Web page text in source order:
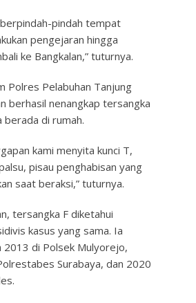
pindah tempat
pengejaran hingga
ke Bangkalan,” tuturnya.
Polres Pelabuhan Tanjung
berhasil nenangkap tersangka
di rumah.
kami menyita kunci T,
pisau penghabisan yang
saat beraksi,” tuturnya.
tersangka F diketahui
kasus yang sama. Ia
2013 di Polsek Mulyorejo,
Surabaya, dan 2020